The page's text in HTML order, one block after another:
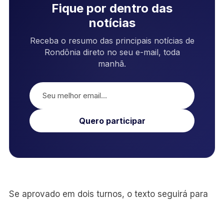
Fique por dentro das
notícias
Receba o resumo das principais notícias de
Rondônia direto no seu e-mail, toda
manhã.
Quero participar
Se aprovado em dois turnos, o texto seguirá para